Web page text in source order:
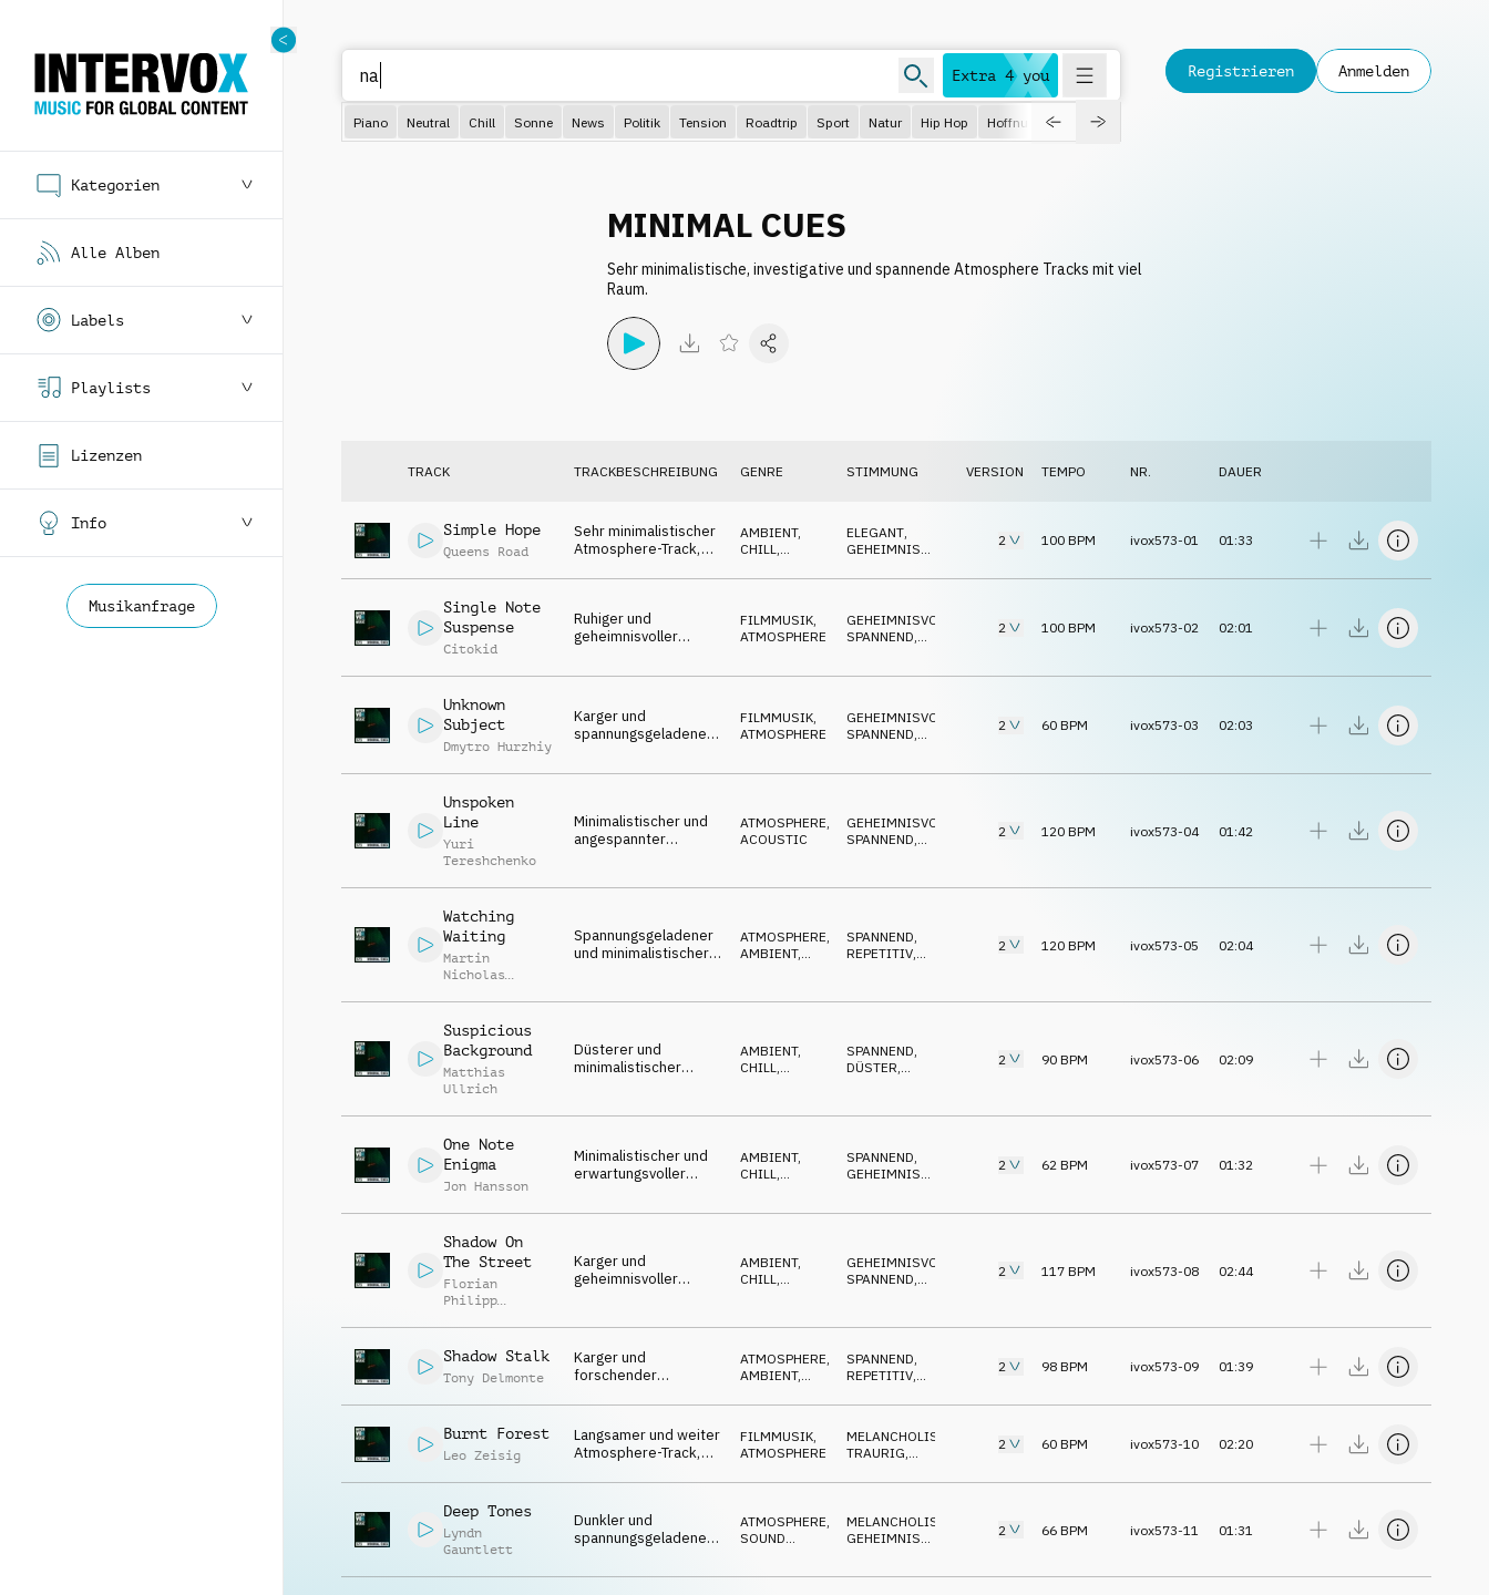
Kategorien
Alle Alben
Labels
Playlists
Lizenzen
Info
Musikanfrage
Extra 4 you
Piano Neutral Chill Sonne News Politik Tension Roadtrip Sport Natur Hip Hop Hoffnungsvoll Dokumentation
Registrieren Anmelden
MINIMAL CUES
Sehr minimalistische, investigative und spannende Atmosphere Tracks mit viel
Raum.
TRACK TRACKBESCHREIBUNG GENRE STIMMUNG VERSION TEMPO NR. DAUER
Simple Hope
Queens Road
Sehr minimalistischer
Atmosphere-Track,
Synthesizermelodien,
erwarrtungsvoll
AMBIENT,
CHILL
ELEGANT
GEHEIMNISVOLL
2 100 BPM ivox573-01 01:33
Single Note
Suspense
Citokid
Ruhiger und
geheimnisvoller
minimalistische E-
spannungsgeladen
FILMMUSIK
ATMOSPHERE
GEHEIMNISVOLL
SPANNEND
2 100 BPM ivox573-02 02:01
Unknown
Subject
Dmytro Hurzhiy
Karger und
spannungsgeladener
hallende Schlägel,
FILMMUSIK
ATMOSPHERE
GEHEIMNISVOLL
SPANNEND
2 60 BPM ivox573-03 02:03
Unspoken
Line
Yuri
Tereshchenko
Minimalistischer und
angespannter
spannungsgeladen
ATMOSPHERE,
ACOUSTIC
GEHEIMNISVOLL
SPANNEND,
2 120 BPM ivox573-04 01:42
Watching
Waiting
Martin
Nicholas
Spannungsgeladener
und minimalistischer
beobachtend
ATMOSPHERE,
AMBIENT,
SPANNEND,
REPETITIV,
2 120 BPM ivox573-05 02:04
Suspicious
Background
Matthias
Ullrich
Düsterer und
minimalistischer
Klavier, analoges
unheimlich
AMBIENT,
CHILL,
SPANNEND,
DÜSTER,
2 90 BPM ivox573-06 02:09
One Note
Enigma
Jon Hansson
Minimalistischer und
erwartungsvoller
einsame
AMBIENT,
CHILL
SPANNEND
GEHEIMNISVOLL
2 62 BPM ivox573-07 01:32
Shadow On
The Street
Florian
Philipp
Karger und
geheimnisvoller
Akustikgitarre,
unheimliches Atmen,
düster
AMBIENT,
CHILL,
GEHEIMNISVOLL
SPANNEND,
2 117 BPM ivox573-08 02:44
Shadow Stalk
Tony Delmonte
Karger und
forschender
dunkles Cello-
Pizzicato, unheimliche
Echos
ATMOSPHERE
AMBIENT,
SPANNEND
REPETITIV
2 98 BPM ivox573-09 01:39
Burnt Forest
Leo Zeisig
Langsamer und weiter
Atmosphere-Track,
geheimnisvoll und
FILMMUSIK
ATMOSPHERE
MELANCHOLISCH
TRAURIG
2 60 BPM ivox573-10 02:20
Deep Tones
Lyndn
Gauntlett
Dunkler und
spannungsgeladener
tiefe Basstöne,
ATMOSPHERE,
SOUND
MELANCHOLISCH
GEHEIMNISVOLL
2 66 BPM ivox573-11 01:31